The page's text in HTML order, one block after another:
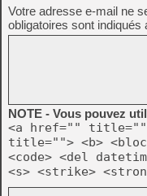
Votre adresse e-mail ne
obligatoires sont indiqués
NOTE - Vous pouvez
<a href=""
title=""> <b>
<code> <del
<s> <strike>